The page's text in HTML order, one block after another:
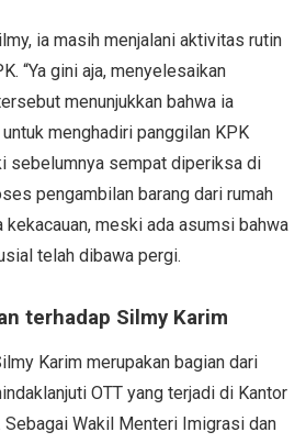
ia masih menjalani aktivitas rutin
“Ya gini aja, menyelesaikan
menunjukkan bahwa ia
menghadiri panggilan KPK
sebelumnya sempat diperiksa di
pengambilan barang dari rumah
kekacauan, meski ada asumsi bahwa
telah dibawa pergi.
terhadap Silmy Karim
Karim merupakan bagian dari
OTT yang terjadi di Kantor
Sebagai Wakil Menteri Imigrasi dan